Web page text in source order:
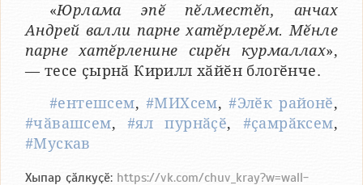
«Юрлама эпӗ пӗлместӗп, анчах
Андрей валли парне хатӗрлерӗм. Мӗнле
парне хатӗрленине сирӗн курмаллах»,
— тесе ҫырнӑ Кирилл хӑйӗн блогӗнче.
#ентешсем, #МИХсем,#Элӗк районӗ,
#чӑвашсем,#ял пурнӑҫӗ, #ҫамрӑксем,
#Мускав
Хыпар ҫӑлкуҫӗ: https://vk.com/chuv_kray?w=wall-